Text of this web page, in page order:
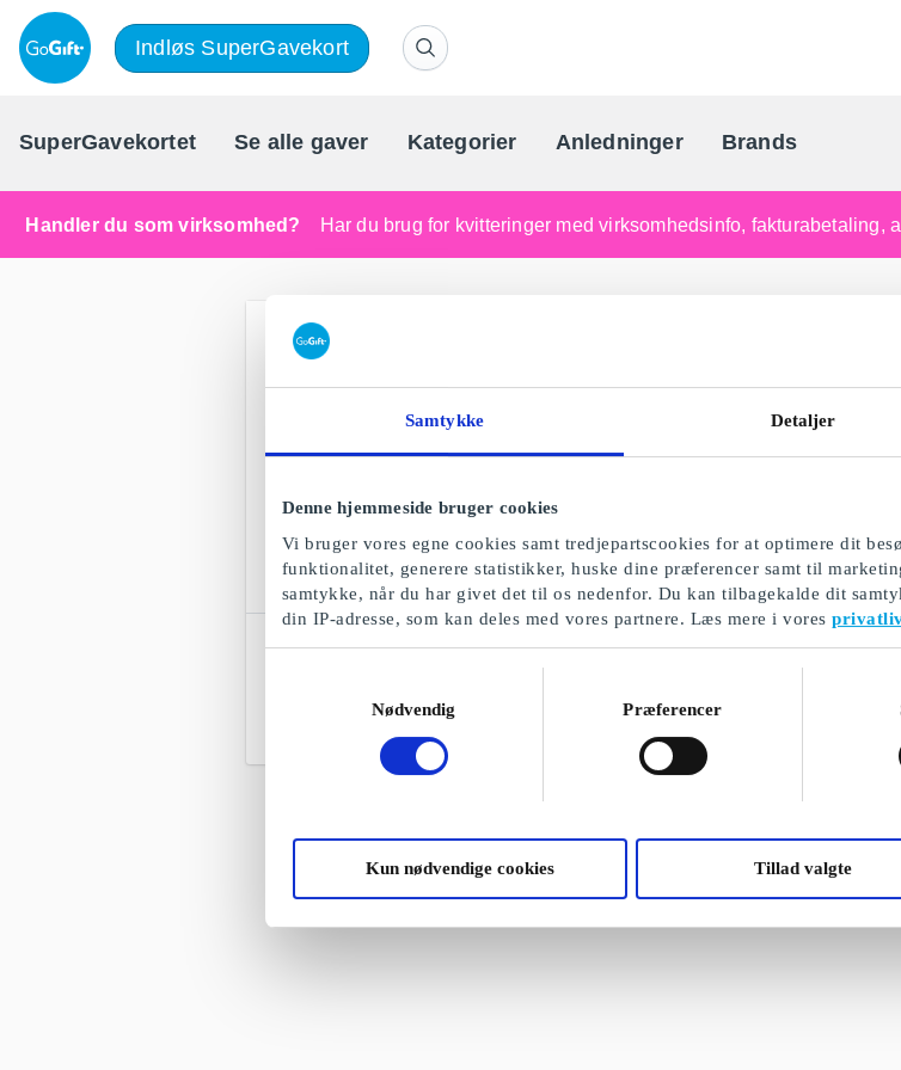
Samtykke Detaljer
Denne hjemmeside bruger cookies
Vi bruger vores egne cookies samt tredjepartscookies for at optimere dit
funktionalitet, generere statistikker, huske dine præferencer samt til
samtykke, når du har givet det til os nedenfor. Du kan tilbagekalde dit
din IP-adresse, som kan deles med vores partnere. Læs mere i vores
Nødvendig
Præferencer
Kun nødvendige cookies Tillad valgte
Indløs SuperGavekort
SuperGavekortet Se alle gaver Kategorier Anledninger Brands
Handler du som virksomhed? Har du brug for kvitteringer med virksomhedsinfo,
Countryside Hoteller i Sverige